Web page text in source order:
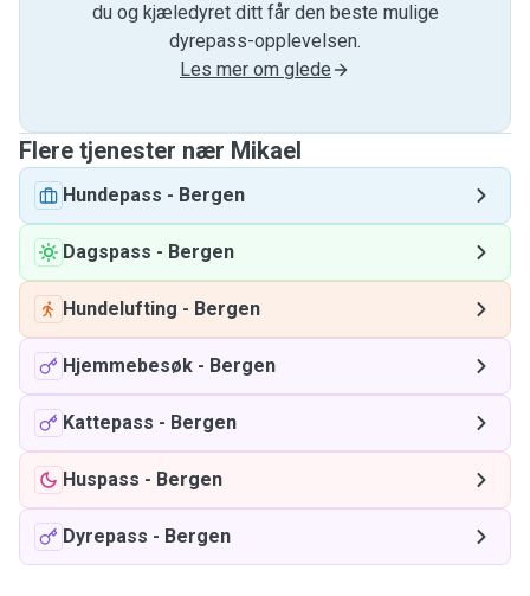
du og kjæledyret ditt får den beste mulige
dyrepass-opplevelsen.
Les mer om glede
Flere tjenester nær Mikael
Hundepass - Bergen
Dagspass - Bergen
Hundelufting - Bergen
Hjemmebesøk - Bergen
Kattepass - Bergen
Huspass - Bergen
Dyrepass - Bergen